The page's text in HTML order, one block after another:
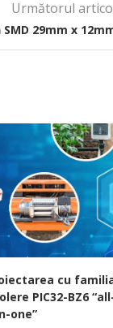
Următorul
29mm x
cu
PIC32-BZ6
one”